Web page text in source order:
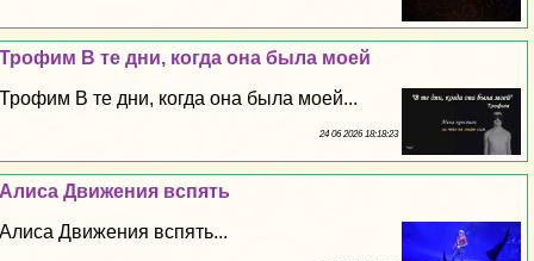
Трофим В те дни, когда она была моей
Трофим В те дни, когда она была моей...
24 06 2026 18:18:23
Алиса Движения вспять
Алиса Движения вспять...